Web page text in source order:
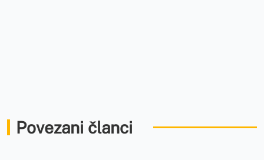
Povezani članci